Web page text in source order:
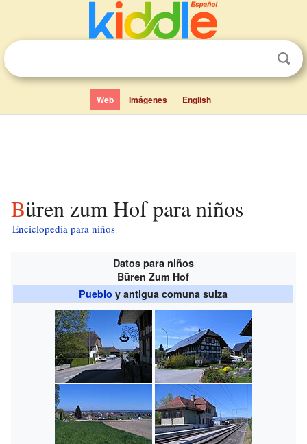
Web Imágenes English
Büren zum Hof para niños
Enciclopedia para niños
Datos para niños
Büren Zum Hof
Pueblo y antigua comuna suiza